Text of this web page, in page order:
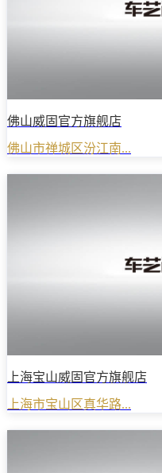
佛山威固官方旗舰店
佛山市禅城区汾江南...
上海宝山威固官方旗舰店
上海市宝山区真华路...